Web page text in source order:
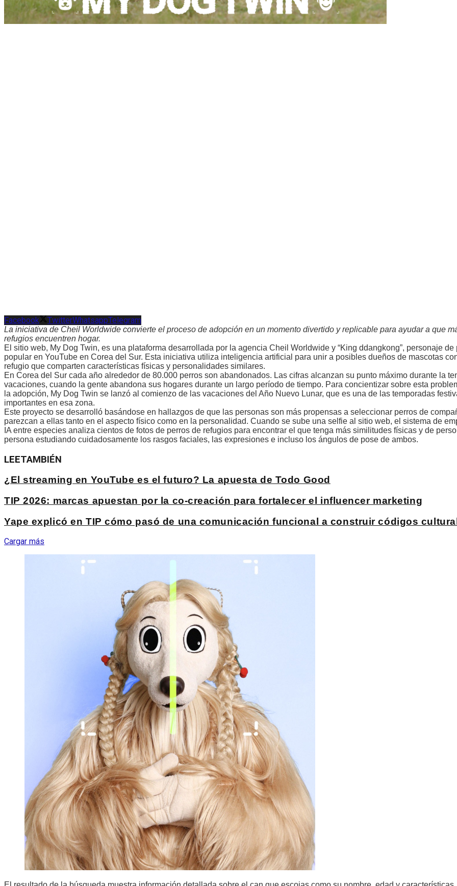
Facebook TwitterWhatsappTelegram
La iniciativa de Cheil Worldwide convierte el proceso de adopción en un momento divertido y replicable para ayudar a que
refugios encuentren hogar.
El sitio web, My Dog Twin, es una plataforma desarrollada por la agencia Cheil Worldwide y “King ddangkong”, personaje de
popular en YouTube en Corea del Sur. Esta iniciativa utiliza inteligencia artificial para unir a posibles dueños de mascotas
refugio que comparten características físicas y personalidades similares.
En Corea del Sur cada año alrededor de 80.000 perros son abandonados. Las cifras alcanzan su punto máximo durante la
vacaciones, cuando la gente abandona sus hogares durante un largo período de tiempo. Para concientizar sobre esta
la adopción, My Dog Twin se lanzó al comienzo de las vacaciones del Año Nuevo Lunar, que es una de las temporadas
importantes en esa zona.
Este proyecto se desarrolló basándose en hallazgos de que las personas son más propensas a seleccionar perros de
parezcan a ellas tanto en el aspecto físico como en la personalidad. Cuando se sube una selfie al sitio web, el sistema de
IA entre especies analiza cientos de fotos de perros de refugios para encontrar el que tenga más similitudes físicas y de
persona estudiando cuidadosamente los rasgos faciales, las expresiones e incluso los ángulos de pose de ambos.
LEETAMBIÉN
¿El streaming en YouTube es el futuro? La apuesta de Todo Good
TIP 2026: marcas apuestan por la co-creación para fortalecer el influencer marketing
Yape explicó en TIP cómo pasó de una comunicación funcional a construir códigos
Cargar más